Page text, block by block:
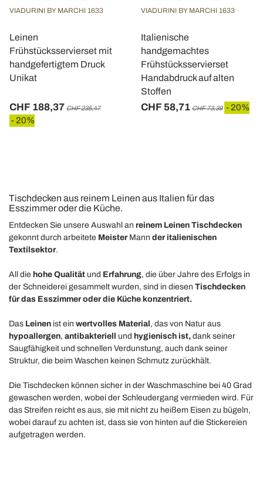
VIADURINI BY MARCHI 1633
Leinen
Frühstücksservierset mit
handgefertigtem Druck
Unikat
CHF 188,37 CHF 235,47
- 20%
VIADURINI BY MARCHI 1633
Italienische
handgemachtes
Frühstücksservierset
Handabdruck auf alten
Stoffen
CHF 58,71 CHF 73,39 - 20%
Tischdecken aus reinem Leinen aus Italien für das
Esszimmer oder die Küche.
Entdecken Sie unsere Auswahl an reinem Leinen Tischdecken
gekonnt durch arbeitete MeisterMann der italienischen
Textilsektor.
All die hohe Qualität und Erfahrung, die über Jahre des Erfolgs in
der Schneiderei gesammelt wurden, sind in diesen Tischdecken
für das Esszimmer oder die Küche konzentriert.
Das Leinen ist ein wertvolles Material, das von Natur aus
hypoallergen, antibakteriell und hygienisch ist, dank seiner
Saugfähigkeit und schnellen Verdunstung, auch dank seiner
Struktur, die beim Waschen keinen Schmutz zurückhält.
Die Tischdecken können sicher in der Waschmaschine bei 40 Grad
gewaschen werden, wobei der Schleudergang vermieden wird. Für
das Streifen reicht es aus, sie mit nicht zu heißem Eisen zu bügeln,
wobei darauf zu achten ist, dass sie von hinten auf die Stickereien
aufgetragen werden.